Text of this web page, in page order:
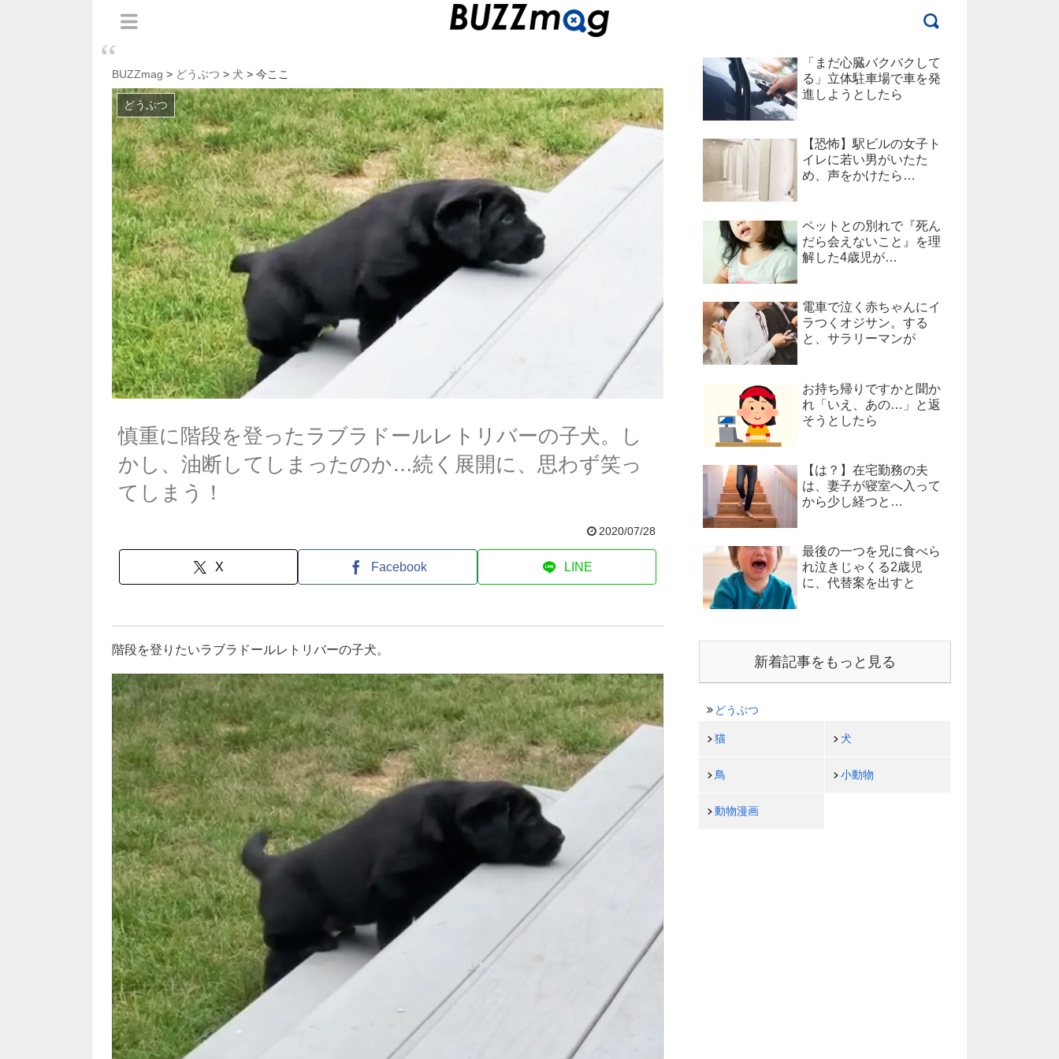
BUZZmag > どうぶつ > 犬 > 今ここ
どうぶつ
慎重に階段を登ったラブラドールレトリバーの子犬。し
かし、油断してしまったのか…続く展開に、思わず笑っ
てしまう！
2020/07/28
X Facebook LINE
階段を登りたいラブラドールレトリバーの子犬。
「まだ心臓バクバクして
る」立体駐車場で車を発
進しようとしたら
【恐怖】駅ビルの女子ト
イレに若い男がいたた
め、声をかけたら…
ペットとの別れで『死ん
だら会えないこと』を理
解した4歳児が…
電車で泣く赤ちゃんにイ
ラつくオジサン。する
と、サラリーマンが
お持ち帰りですかと聞か
れ「いえ、あの…」と返
そうとしたら
【は？】在宅勤務の夫
は、妻子が寝室へ入って
から少し経つと…
最後の一つを兄に食べら
れ泣きじゃくる2歳児
に、代替案を出すと
新着記事をもっと見る
どうぶつ
猫 犬
鳥 小動物
動物漫画